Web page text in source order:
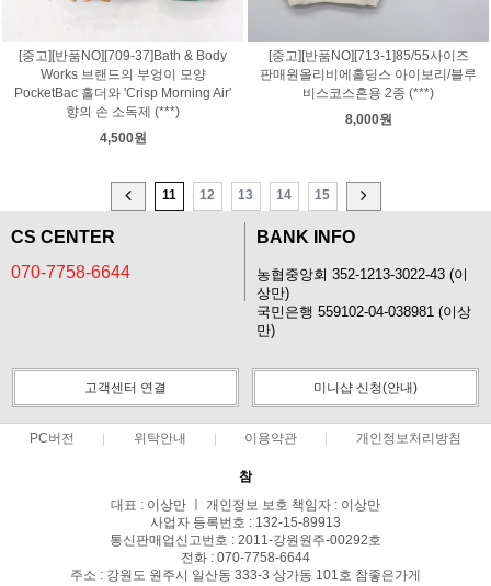
[중고][반품NO][709-37]Bath & Body
Works 브랜드의 부엉이 모양
PocketBac 홀더와 'Crisp Morning Air'
향의 손 소독제 (***)
4,500원
[중고][반품NO][713-1]85/55사이즈
판매원올리비에홀딩스 아이보리/블루
비스코스혼용 2종 (***)
8,000원
11 12 13 14 15
CS CENTER
070-7758-6644
BANK INFO
농협중앙회 352-1213-3022-43 (이
상만)
국민은행 559102-04-038981 (이상
만)
고객센터 연결 미니샵 신청(안내)
PC버전 위탁안내 이용약관 개인정보처리방침
참
대표 : 이상만 ㅣ 개인정보 보호 책임자 : 이상만
사업자 등록번호 : 132-15-89913
통신판매업신고번호 : 2011-강원원주-00292호
전화 : 070-7758-6644
주소 : 강원도 원주시 일산동 333-3 상가동 101호 참좋은가게